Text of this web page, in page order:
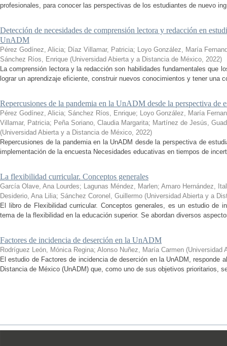
profesionales, para conocer las perspectivas de los estudiantes de nuevo
Detección de necesidades de comprensión lectora y redacción en
UnADM
Pérez Godínez, Alicia; Díaz Villamar, Patricia; Loyo González, María
Sánchez Ríos, Enrique (Universidad Abierta y a Distancia de México, 2022)
La comprensión lectora y la redacción son habilidades fundamentales que
lograr un aprendizaje eficiente, construir nuevos conocimientos y tener una
Repercusiones de la pandemia en la UnADM desde la perspectiva de
Pérez Godínez, Alicia; Sánchez Ríos, Enrique; Loyo González, María
Villamar, Patricia; Peña Soriano, Claudia Margarita; Martínez de Jesús,
(Universidad Abierta y a Distancia de México, 2022)
Repercusiones de la pandemia en la UnADM desde la perspectiva de
implementación de la encuesta Necesidades educativas en tiempos de
La flexibilidad curricular. Conceptos generales
García Olave, Ana Lourdes; Lagunas Méndez, Marlen; Amaro Hernández,
Desiderio, Ana Lilia; Sánchez Coronel, Guillermo (Universidad Abierta y a
El libro de Flexibilidad curricular. Conceptos generales, es un estudio de
tema de la flexibilidad en la educación superior. Se abordan diversos
Factores de incidencia de deserción en la UnADM
Rodríguez León, Mónica Regina; Alonso Nuñez, María Carmen (Universidad
El estudio de Factores de incidencia de deserción en la UnADM, responde
Distancia de México (UnADM) que, como uno de sus objetivos prioritarios,